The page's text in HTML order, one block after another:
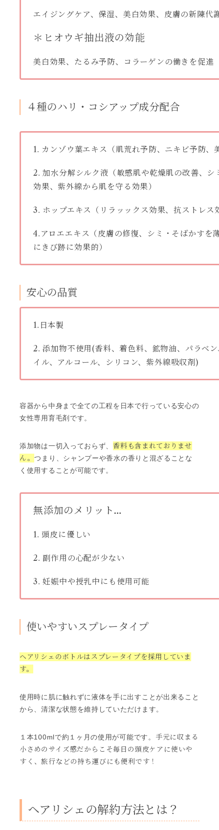
エイジングケア、保湿、美白効果、皮膚の新陳代
＊ヒオウギ抽出液の効能
美白効果、たるみ予防、コラーゲンの働きを促進
４種のハリ・コシアップ成分配合
1. カンゾウ葉エキス（肌荒れ予防、ニキビ予防、
2. 加水分解シルク液（敏感肌や乾燥肌の改善、シ
効果、紫外線から肌を守る効果）
3. ホップエキス（リラッックス効果、抗ストレス
4.アロエエキス（皮膚の修復、シミ・そばかすを
にきび跡に効果的）
安心の品質
1.日本製
2. 添加物不使用(香料、着色料、鉱物油、パラベ
イル、アルコール、シリコン、紫外線吸収剤)
容器から中身まで全ての工程を日本で行っている安心の
女性専用育毛剤です。
添加物は一切入っておらず、香料も含まれておりませ
ん。つまり、シャンプーや香水の香りと混ざることな
く使用することが可能です。
無添加のメリット…
1. 頭皮に優しい
2. 副作用の心配が少ない
3. 妊娠中や授乳中にも使用可能
使いやすいスプレータイプ
ヘアリシェのボトルはスプレータイプを採用していま
す。
使用時に肌に触れずに液体を手に出すことが出来ること
から、清潔な状態を維持していただけます。
１本100mlで約１ヶ月の使用が可能です。 手元に収まる
小さめのサイズ感だからこそ毎日の頭皮ケアに使いや
すく、旅行などの持ち運びにも便利です！
ヘアリシェの解約方法とは？